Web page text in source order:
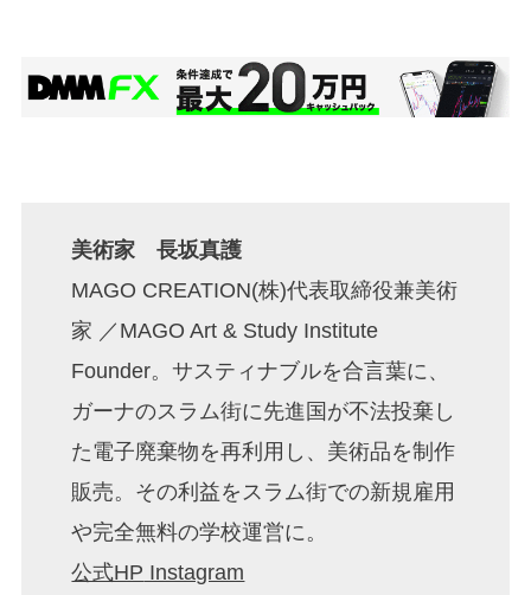
美術家 長坂真護
MAGO CREATION(株)代表取締役兼美術
家 ／MAGO Art & Study Institute
Founder。サスティナブルを合言葉に、
ガーナのスラム街に先進国が不法投棄し
た電子廃棄物を再利用し、美術品を制作
販売。その利益をスラム街での新規雇用
や完全無料の学校運営に。
公式HP Instagram